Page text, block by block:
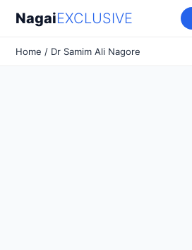
NagaiEXCLUSIVE
Home / Dr Samim Ali Nagore